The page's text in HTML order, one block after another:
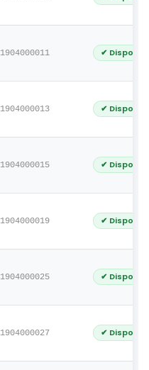
1904000011 ✔
1904000013 ✔
1904000015 ✔
1904000019 ✔
1904000025 ✔
1904000027 ✔